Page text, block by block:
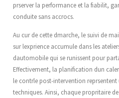
prserver la performance et la fiabilit,
conduite sans accrocs.
Au cur de cette dmarche, le suivi de
sur lexprience accumule dans les
dautomobile qui se runissent pour
Effectivement, la planification dun
le contrle post-intervention reprsentent
techniques. Ainsi, chaque propritaire